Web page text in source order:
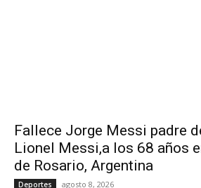
Fallece Jorge Messi padre
Lionel Messi,a los 68 años
de Rosario, Argentina
Deportes agosto 8, 2026